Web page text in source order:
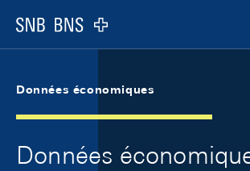
Logo
Données économiques
Données